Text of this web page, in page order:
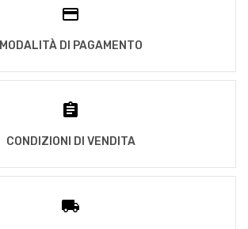
MODALITÀ DI PAGAMENTO
CONDIZIONI DI VENDITA